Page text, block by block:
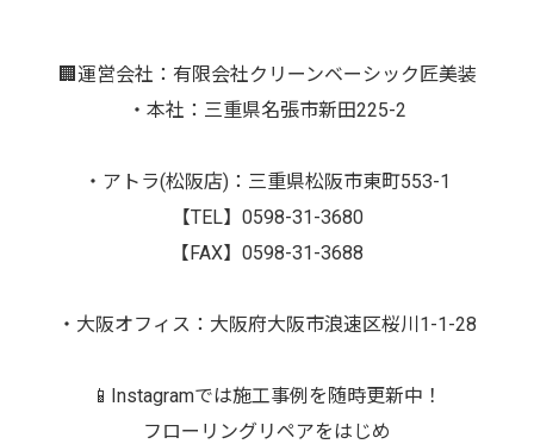
🏢運営会社：有限会社クリーンベーシック匠美装
・本社：三重県名張市新田225-2
・アトラ(松阪店)：三重県松阪市東町553-1
【TEL】0598-31-3680
【FAX】0598-31-3688
・大阪オフィス：大阪府大阪市浪速区桜川1-1-28
📱Instagramでは施工事例を随時更新中！
フローリングリペアをはじめ